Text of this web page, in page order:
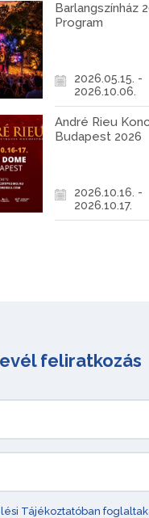
Barlangszínház
Program
2026.05.15. -
2026.10.06.
André Rieu
Budapest 2026
2026.10.16. -
2026.10.17.
feliratkozás
Tájékoztatóban